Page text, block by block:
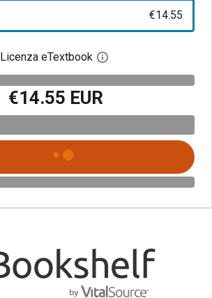
€14.55
Licenza eTextbook Apri la finestra di
€14.55 EUR